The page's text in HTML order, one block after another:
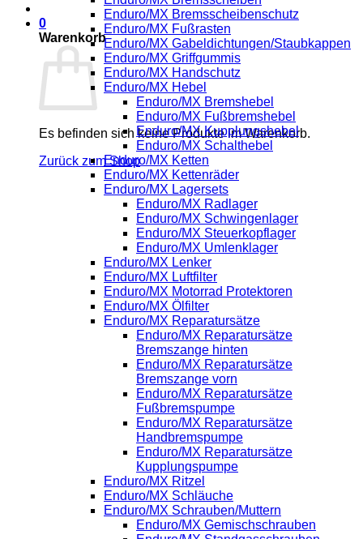
0
Warenkorb
Es befinden sich keine Produkte im Warenkorb.
Zurück zum Shop
Enduro/MX Bremsscheibenschutz
Enduro/MX Fußrasten
Enduro/MX Gabeldichtungen/Staubkappen
Enduro/MX Griffgummis
Enduro/MX Handschutz
Enduro/MX Hebel
Enduro/MX Bremshebel
Enduro/MX Fußbremshebel
Enduro/MX Kupplungshebel
Enduro/MX Schalthebel
Enduro/MX Ketten
Enduro/MX Kettenräder
Enduro/MX Lagersets
Enduro/MX Radlager
Enduro/MX Schwingenlager
Enduro/MX Steuerkopflager
Enduro/MX Umlenklager
Enduro/MX Lenker
Enduro/MX Luftfilter
Enduro/MX Motorrad Protektoren
Enduro/MX Ölfilter
Enduro/MX Reparatursätze
Enduro/MX Reparatursätze
Bremszange hinten
Enduro/MX Reparatursätze
Bremszange vorn
Enduro/MX Reparatursätze
Fußbremspumpe
Enduro/MX Reparatursätze
Handbremspumpe
Enduro/MX Reparatursätze
Kupplungspumpe
Enduro/MX Ritzel
Enduro/MX Schläuche
Enduro/MX Schrauben/Muttern
Enduro/MX Gemischschrauben